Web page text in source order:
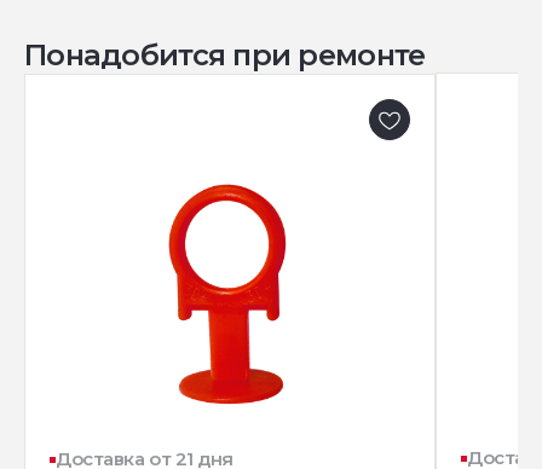
Понадобится при ремонте
Доставка от 21 дня